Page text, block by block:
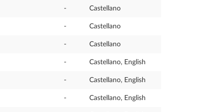
- Castellano
- Castellano
- Castellano
- Castellano, English
- Castellano, English
- Castellano, English